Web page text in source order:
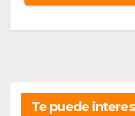
Te puede